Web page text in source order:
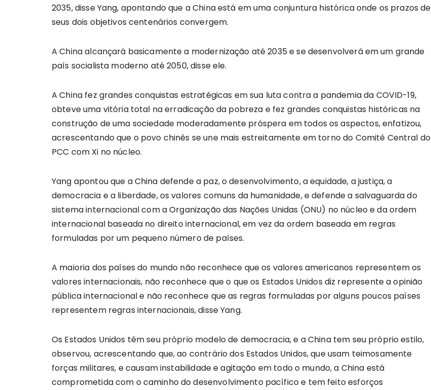
2035, disse Yang, apontando que a China está em uma conjuntura histórica onde os prazos de
seus dois objetivos centenários convergem.
A China alcançará basicamente a modernização até 2035 e se desenvolverá em um grande
país socialista moderno até 2050, disse ele.
A China fez grandes conquistas estratégicas em sua luta contra a pandemia da COVID-19,
obteve uma vitória total na erradicação da pobreza e fez grandes conquistas históricas na
construção de uma sociedade moderadamente próspera em todos os aspectos, enfatizou,
acrescentando que o povo chinês se une mais estreitamente em torno do Comitê Central do
PCC com Xi no núcleo.
Yang apontou que a China defende a paz, o desenvolvimento, a equidade, a justiça, a
democracia e a liberdade, os valores comuns da humanidade, e defende a salvaguarda do
sistema internacional com a Organização das Nações Unidas (ONU) no núcleo e da ordem
internacional baseada no direito internacional, em vez da ordem baseada em regras
formuladas por um pequeno número de países.
A maioria dos países do mundo não reconhece que os valores americanos representem os
valores internacionais, não reconhece que o que os Estados Unidos diz represente a opinião
pública internacional e não reconhece que as regras formuladas por alguns poucos países
representem regras internacionais, disse Yang.
Os Estados Unidos têm seu próprio modelo de democracia, e a China tem seu próprio estilo,
observou, acrescentando que, ao contrário dos Estados Unidos, que usam teimosamente
forças militares, e causam instabilidade e agitação em todo o mundo, a China está
comprometida com o caminho do desenvolvimento pacífico e tem feito esforços